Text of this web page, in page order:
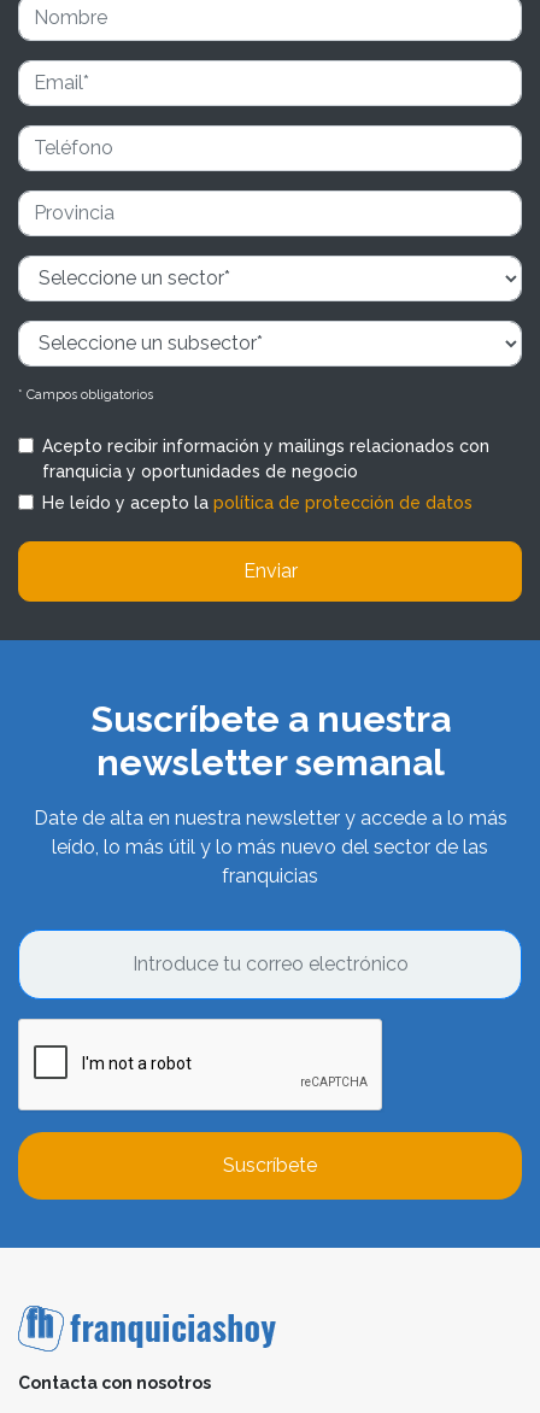
* Campos obligatorios
Acepto recibir información y mailings relacionados con
franquicia y oportunidades de negocio
He leído y acepto la política de protección de datos
Enviar
Suscríbete a nuestra
newsletter semanal
Date de alta en nuestra newsletter y accede a lo más
leído, lo más útil y lo más nuevo del sector de las
franquicias
Suscríbete
Contacta con nosotros